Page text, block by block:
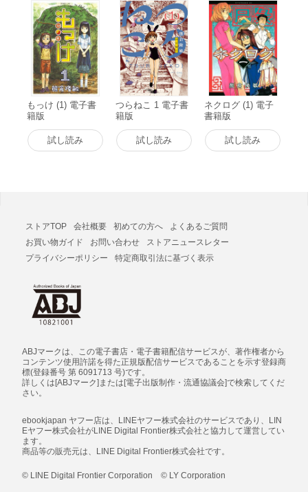
もっけ (1) 電子書
籍版
試し読み
つらねこ 1 電子書
籍版
試し読み
ネクログ (1) 電子
書籍版
試し読み
ストアTOP 会社概要 初めての方へ
よくあるご質問
お買い物ガイド
お問い合わせ
ストアニュースレター
プライバシーポリシー
特定商取引法に基づく表示
ABJマークは、この電子書店・電子書籍配信サービスが、著作権者から
コンテンツ使用許諾を得た正規版配信サービスであることを示す登録商
標(登録番号 第 6091713 号)です。
詳しくは[ABJマーク]または[電子出版制作・流通協議会]で検索してくだ
さい。
ebookjapan ヤフー店は、LINEヤフー株式会社のサービスであり、LIN
Eヤフー株式会社がLINE Digital Frontier株式会社と協力して運営してい
ます。
商品等の販売元は、LINE Digital Frontier株式会社です。
© LINE Digital Frontier Corporation © LY Corporation